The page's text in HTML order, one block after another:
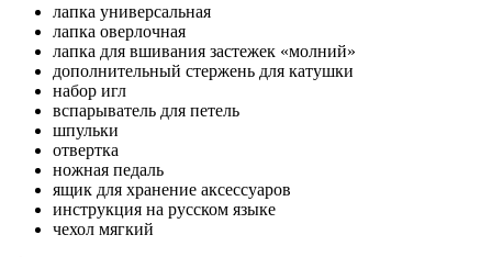
лапка универсальная
лапка оверлочная
лапка для вшивания застежек «молний»
дополнительный стержень для катушки
набор игл
вспарыватель для петель
шпульки
отвертка
ножная педаль
ящик для хранение аксессуаров
инструкция на русском языке
чехол мягкий